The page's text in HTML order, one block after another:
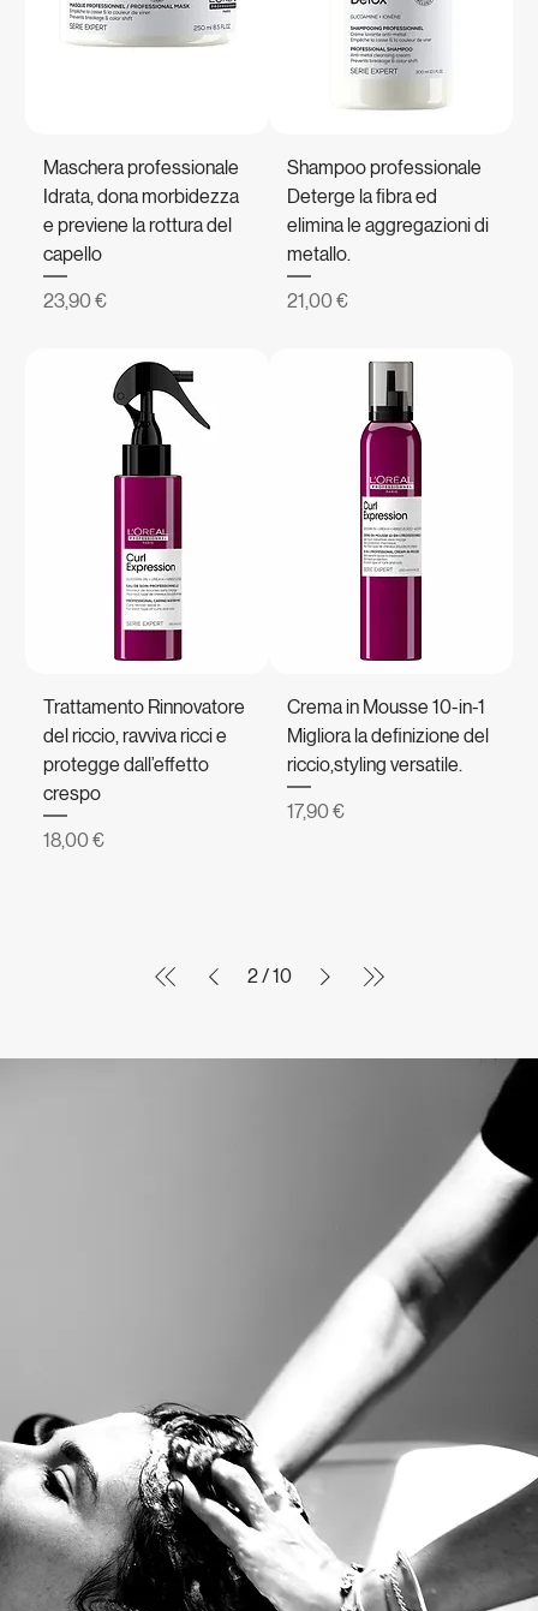
Maschera professionale
Idrata, dona morbidezza
e previene la rottura del
capello
Prezzo
23,90 €
Shampoo professionale
Deterge la fibra ed
elimina le aggregazioni di
metallo.
Prezzo
21,00 €
Trattamento Rinnovatore
del riccio, ravviva ricci e
protegge dall’effetto
crespo
Prezzo
18,00 €
Crema in Mousse 10-in-1
Migliora la definizione del
riccio,styling versatile.
Prezzo
17,90 €
2/10